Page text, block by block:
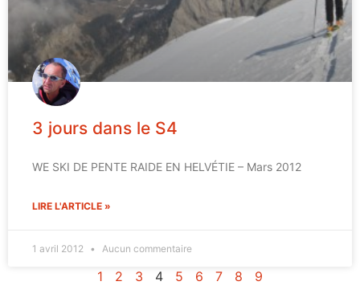
3 jours dans le S4
WE SKI DE PENTE RAIDE EN HELVÉTIE – Mars 2012
LIRE L'ARTICLE »
1 avril 2012 Aucun commentaire
1 2 3 4 5 6 7 8 9